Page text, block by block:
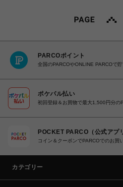
PARCOポイント
全国のPARCOやONLINE PARCOで
ポケパル払い
初回登録＆お買物で最大1,500円分の
POCKET PARCO（公式アプ
コイン＆クーポンでPARCOでのお買
カテゴリー